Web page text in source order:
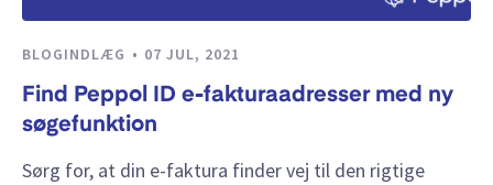
BLOGINDLÆG 07 JUL, 2021
Find Peppol ID e-fakturaadresser med ny
søgefunktion
Sørg for, at din e-faktura finder vej til den rigtige